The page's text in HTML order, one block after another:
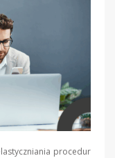
procedur